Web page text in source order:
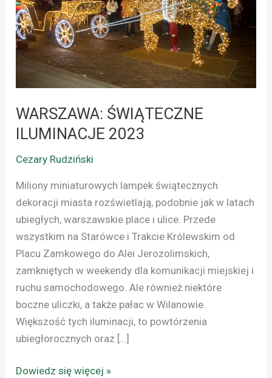
WARSZAWA: ŚWIĄTECZNE
ILUMINACJE 2023
Cezary Rudziński
Miliony miniaturowych lampek świątecznych
dekoracji miasta rozświetlają, podobnie jak w latach
ubiegłych, warszawskie place i ulice. Przede
wszystkim na Starówce i Trakcie Królewskim od
Placu Zamkowego do Alei Jerozolimskich,
zamkniętych w weekendy dla komunikacji miejskiej i
ruchu samochodowego. Ale również niektóre
boczne uliczki, a także pałac w Wilanowie.
Większość tych iluminacji, to powtórzenia
ubiegłorocznych oraz […]
Dowiedz się więcej »